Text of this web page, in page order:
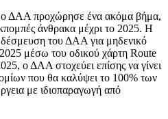
ο ΔΑΑ προχώρησε ένα ακόμα βήμα,
άνθρακα μέχρι το 2025. Η
του ΔΑΑ για μηδενικό
μέσω του οδικού χάρτη Route
ο ΔΑΑ στοχεύει επίσης να γίνει
που θα καλύψει το 100% των
με ιδιοπαραγωγή από